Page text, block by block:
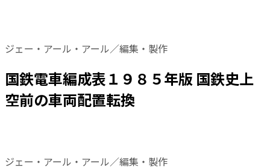
ジェー・アール・アール／編集・製作
国鉄電車編成表１９８５年版 国鉄史上
空前の車両配置転換
ジェー・アール・アール／編集・製作